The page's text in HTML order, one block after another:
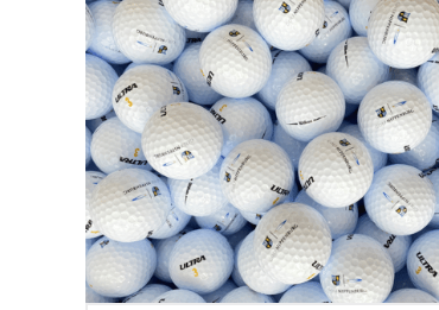
mehrere
Varianten
auf.
Die
Optionen
können
auf
der
Produktseite
gewählt